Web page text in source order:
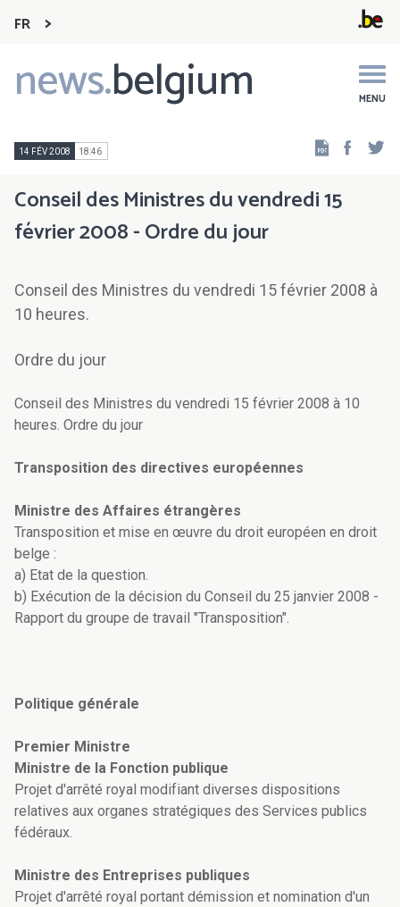
FR
news.belgium MENU
Main
navigation
14 FÉV 2008 18:46
Conseil des Ministres du vendredi 15
février 2008 - Ordre du jour
Conseil des Ministres du vendredi 15 février 2008 à
10 heures.
Ordre du jour
Conseil des Ministres du vendredi 15 février 2008 à 10
heures. Ordre du jour
Transposition des directives européennes
Ministre des Affaires étrangères
Transposition et mise en œuvre du droit européen en droit
belge :
a) Etat de la question.
b) Exécution de la décision du Conseil du 25 janvier 2008 -
Rapport du groupe de travail "Transposition".
Politique générale
Premier Ministre
Ministre de la Fonction publique
Projet d'arrêté royal modifiant diverses dispositions
relatives aux organes stratégiques des Services publics
fédéraux.
Ministre des Entreprises publiques
Projet d'arrêté royal portant démission et nomination d'un